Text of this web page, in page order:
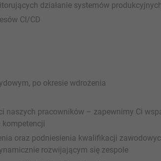
działanie systemów
CI/CD
po okresie wdrożenia
naszych pracowników – zapewnimy Ci
kompetencji
oraz podniesienia kwalifikacji
rozwijającym się zespole